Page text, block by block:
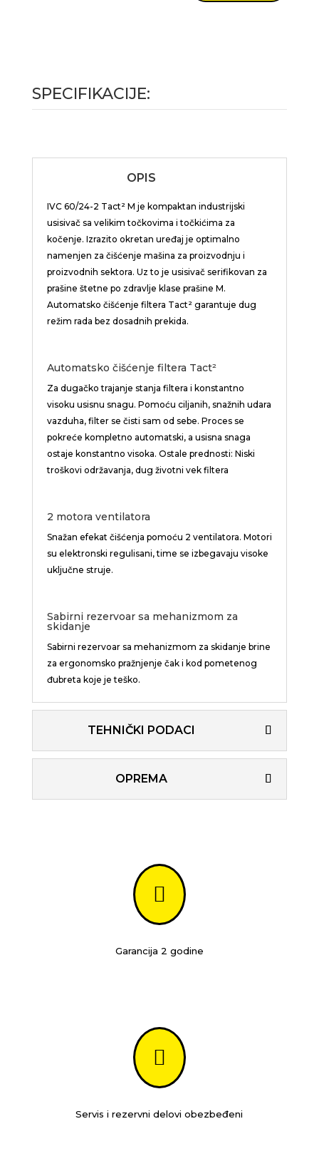
SPECIFIKACIJE:
OPIS
IVC 60/24-2 Tact² M je kompaktan industrijski
usisivač sa velikim točkovima i točkićima za
kočenje. Izrazito okretan uređaj je optimalno
namenjen za čišćenje mašina za proizvodnju i
proizvodnih sektora. Uz to je usisivač serifikovan za
prašine štetne po zdravlje klase prašine M.
Automatsko čišćenje filtera Tact² garantuje dug
režim rada bez dosadnih prekida.
Automatsko čišćenje filtera Tact²
Za dugačko trajanje stanja filtera i konstantno
visoku usisnu snagu. Pomoću ciljanih, snažnih udara
vazduha, filter se čisti sam od sebe. Proces se
pokreće kompletno automatski, a usisna snaga
ostaje konstantno visoka. Ostale prednosti: Niski
troškovi održavanja, dug životni vek filtera
2 motora ventilatora
Snažan efekat čišćenja pomoću 2 ventilatora. Motori
su elektronski regulisani, time se izbegavaju visoke
uključne struje.
Sabirni rezervoar sa mehanizmom za
skidanje
Sabirni rezervoar sa mehanizmom za skidanje brine
za ergonomsko pražnjenje čak i kod pometenog
đubreta koje je teško.
TEHNIČKI PODACI
OPREMA

Garancija 2 godine

Servis i rezervni delovi obezbeđeni